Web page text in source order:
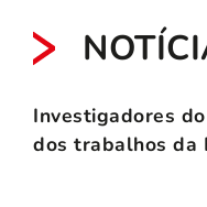
Investigadores
dos trabalhos da